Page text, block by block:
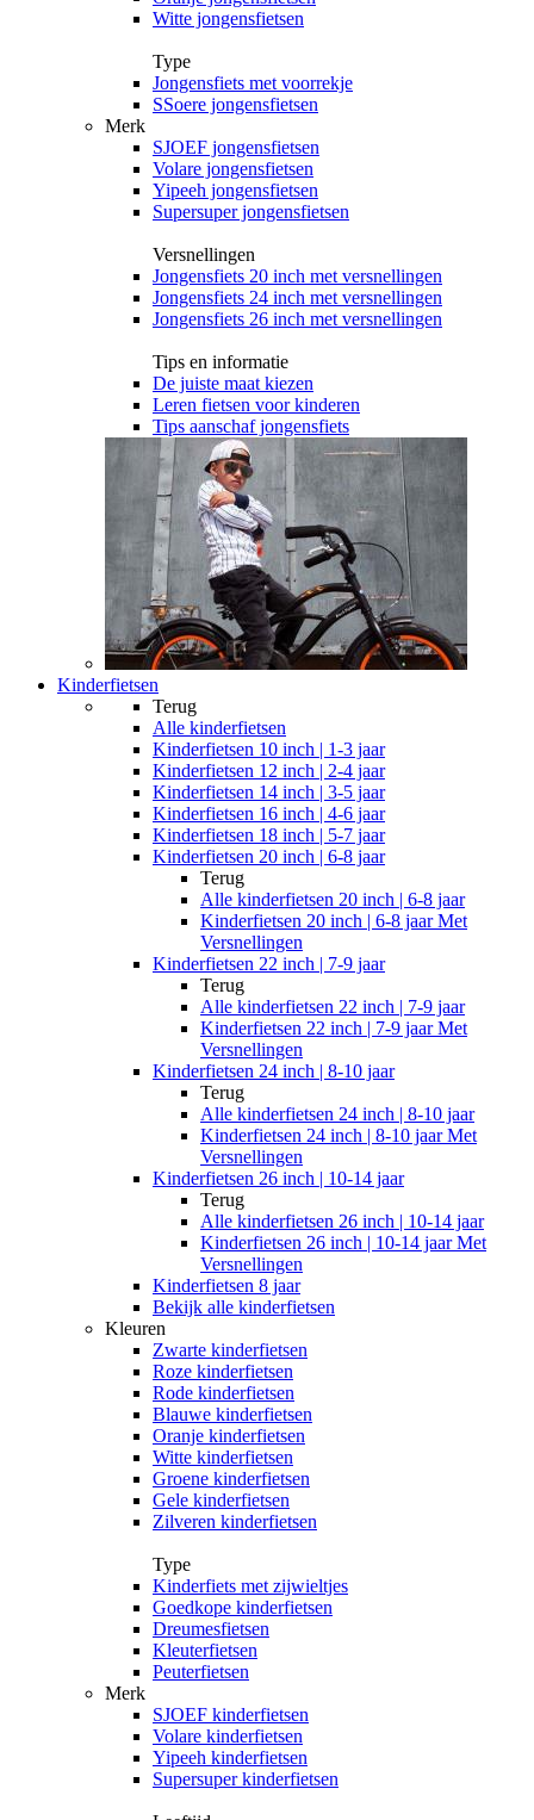
Witte jongensfietsen
Type
Jongensfiets met voorrekje
SSoere jongensfietsen
Merk
SJOEF jongensfietsen
Volare jongensfietsen
Yipeeh jongensfietsen
Supersuper jongensfietsen
Versnellingen
Jongensfiets 20 inch met versnellingen
Jongensfiets 24 inch met versnellingen
Jongensfiets 26 inch met versnellingen
Tips en informatie
De juiste maat kiezen
Leren fietsen voor kinderen
Tips aanschaf jongensfiets
Kinderfietsen
Terug
Alle kinderfietsen
Kinderfietsen 10 inch | 1-3 jaar
Kinderfietsen 12 inch | 2-4 jaar
Kinderfietsen 14 inch | 3-5 jaar
Kinderfietsen 16 inch | 4-6 jaar
Kinderfietsen 18 inch | 5-7 jaar
Kinderfietsen 20 inch | 6-8 jaar
Terug
Alle kinderfietsen 20 inch | 6-8 jaar
Kinderfietsen 20 inch | 6-8 jaar Met
Versnellingen
Kinderfietsen 22 inch | 7-9 jaar
Terug
Alle kinderfietsen 22 inch | 7-9 jaar
Kinderfietsen 22 inch | 7-9 jaar Met
Versnellingen
Kinderfietsen 24 inch | 8-10 jaar
Terug
Alle kinderfietsen 24 inch | 8-10 jaar
Kinderfietsen 24 inch | 8-10 jaar Met
Versnellingen
Kinderfietsen 26 inch | 10-14 jaar
Terug
Alle kinderfietsen 26 inch | 10-14 jaar
Kinderfietsen 26 inch | 10-14 jaar Met
Versnellingen
Kinderfietsen 8 jaar
Bekijk alle kinderfietsen
Kleuren
Zwarte kinderfietsen
Roze kinderfietsen
Rode kinderfietsen
Blauwe kinderfietsen
Oranje kinderfietsen
Witte kinderfietsen
Groene kinderfietsen
Gele kinderfietsen
Zilveren kinderfietsen
Type
Kinderfiets met zijwieltjes
Goedkope kinderfietsen
Dreumesfietsen
Kleuterfietsen
Peuterfietsen
Merk
SJOEF kinderfietsen
Volare kinderfietsen
Yipeeh kinderfietsen
Supersuper kinderfietsen